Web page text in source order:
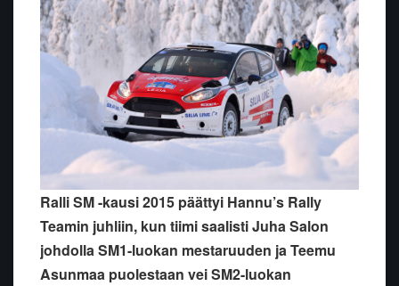
Ralli SM -kausi 2015 päättyi Hannu’s Rally
Teamin juhliin, kun tiimi saalisti Juha Salon
johdolla SM1-luokan mestaruuden ja Teemu
Asunmaa puolestaan vei SM2-luokan